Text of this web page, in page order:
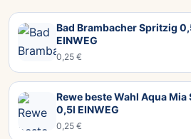
Bad Brambacher Spritzig
EINWEG
0,25 €
Rewe beste Wahl Aqua Mia
0,5l EINWEG
0,25 €